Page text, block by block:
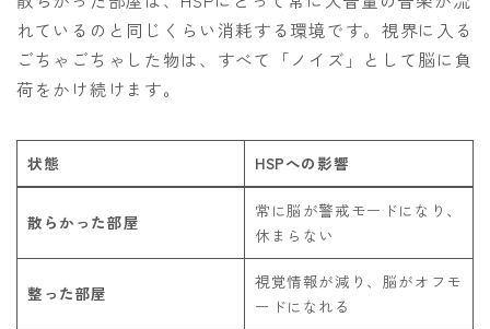
れているのと同じくらい消耗する環境です。視界に入る
ごちゃごちゃした物は、すべて「ノイズ」として脳に負
荷をかけ続けます。
状態 HSPへの影響
散らかった部屋
常に脳が警戒モードになり、
休まらない
整った部屋
視覚情報が減り、脳がオフモ
ードになれる